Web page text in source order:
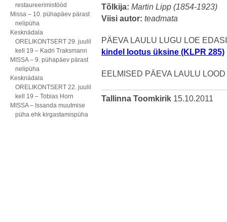
restaureerimistööd
Missa – 10. pühapäev pärast
nelipüha
Kesknädala
ORELIKONTSERT 29. juulil
kell 19 – Kadri Traksmann
MISSA – 9. pühapäev pärast
nelipüha
Kesknädala
ORELIKONTSERT 22. juulil
kell 19 – Tobias Horn
MISSA – Issanda muutmise
püha ehk kirgastamispüha
Tõlkija: Martin Lipp (1854-1923)
Viisi autor: teadmata
PÄEVA LAULU LUGU LOE
kindel lootus üksine (KLPR 285)
EELMISED PÄEVA LAULU
Tallinna Toomkirik 15.10.2011